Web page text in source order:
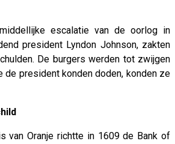
escalatie van de oorlog in
president Lyndon Johnson, zakten
De burgers werden tot zwijgen
de president konden doden, konden ze
van Oranje richtte in 1609 de Bank of